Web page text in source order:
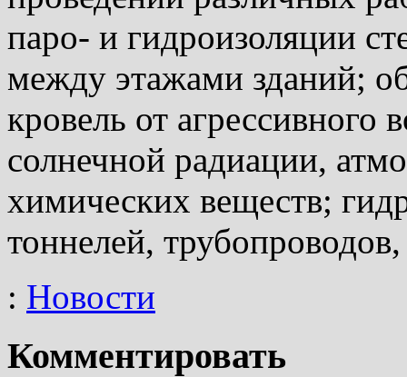
паро- и гидроизоляции
между этажами зданий;
кровель от агрессивного
солнечной радиации,
химических веществ;
тоннелей,
: Новости
Комментировать